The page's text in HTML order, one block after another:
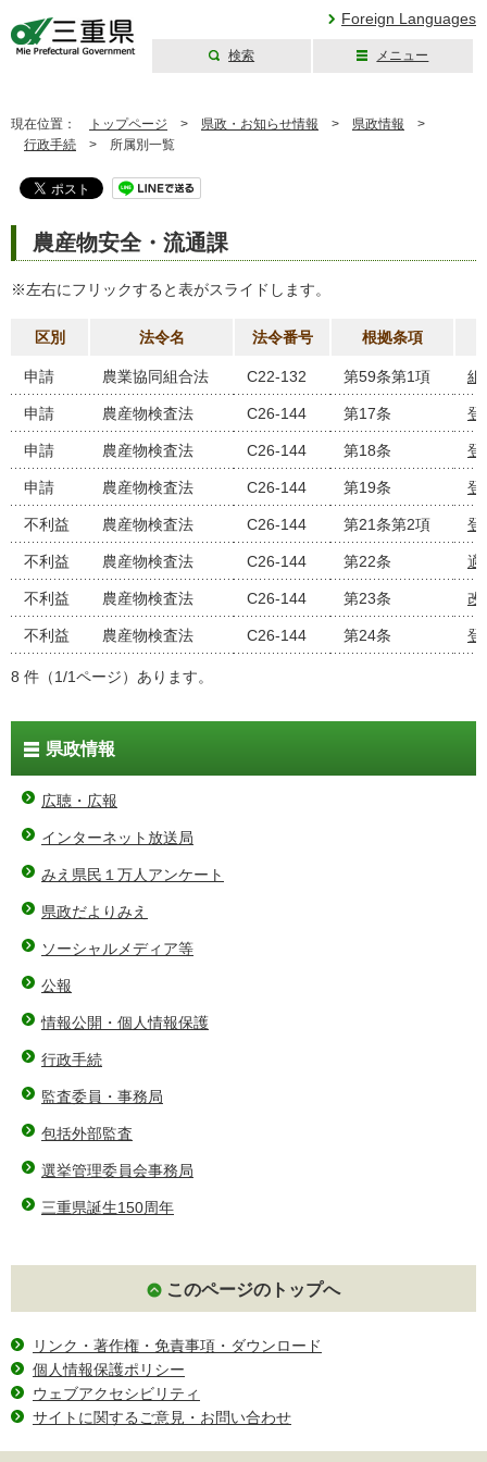
Foreign Languages
検索 メニュー
現在位置： トップページ > 県政・お知らせ情報 > 県政情報 >
行政手続 > 所属別一覧
農産物安全・流通課
※左右にフリックすると表がスライドします。
区別 法令名 法令番号 根拠条項
申請 農業協同組合法 C22-132 第59条第1項 組
申請 農産物検査法 C26-144 第17条 登
申請 農産物検査法 C26-144 第18条 登
申請 農産物検査法 C26-144 第19条 登
不利益 農産物検査法 C26-144 第21条第2項 登
不利益 農産物検査法 C26-144 第22条 適
不利益 農産物検査法 C26-144 第23条 改
不利益 農産物検査法 C26-144 第24条 登
8 件（1/1ページ）あります。
県政情報
広聴・広報
インターネット放送局
みえ県民１万人アンケート
県政だよりみえ
ソーシャルメディア等
公報
情報公開・個人情報保護
行政手続
監査委員・事務局
包括外部監査
選挙管理委員会事務局
三重県誕生150周年
このページのトップへ
リンク・著作権・免責事項・ダウンロード
個人情報保護ポリシー
ウェブアクセシビリティ
サイトに関するご意見・お問い合わせ